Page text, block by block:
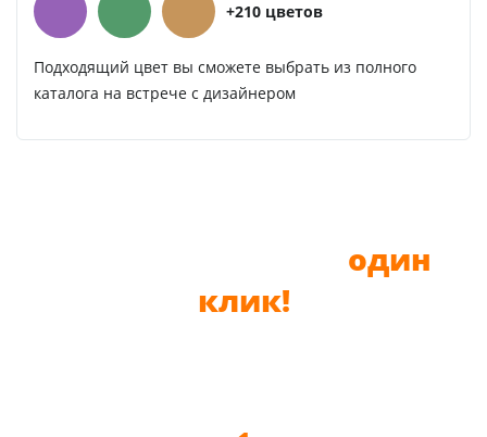
+210 цветов
Подходящий цвет вы сможете выбрать из полного
каталога на встрече с дизайнером
один
клик!